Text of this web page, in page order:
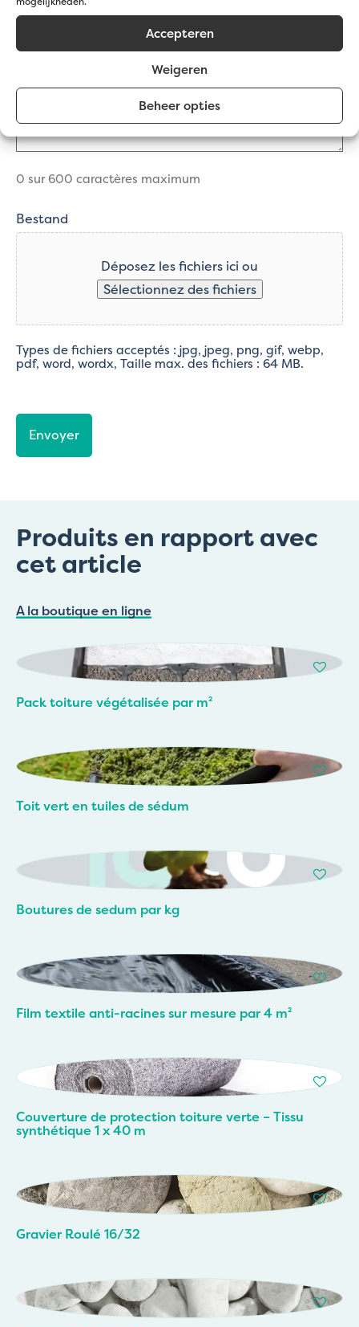
Accepteren
Weigeren
Beheer opties
Commentaires
(Nécessaire)
0 sur 600 caractères maximum
Bestand
Déposez les fichiers ici ou
Sélectionnez des fichiers
Types de fichiers acceptés : jpg, jpeg, png, gif, webp,
pdf, word, wordx, Taille max. des fichiers : 64 MB.
Produits en rapport avec
cet article
A la boutique en ligne
Pack toiture végétalisée par m²
Toit vert en tuiles de sédum
Boutures de sedum par kg
Film textile anti-racines sur mesure par 4 m²
Couverture de protection toiture verte – Tissu
synthétique 1 x 40 m
Gravier Roulé 16/32